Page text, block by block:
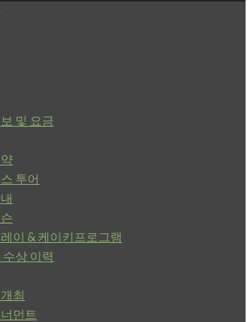
및 요금
투어
이 & 케이키프로그램
수상 이력
최
먼트